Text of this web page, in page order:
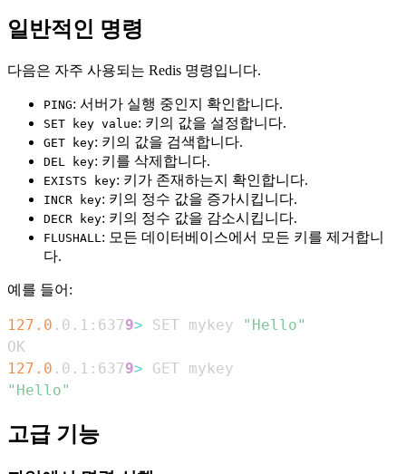
일반적인 명령
다음은 자주 사용되는 Redis 명령입니다.
PING: 서버가 실행 중인지 확인합니다.
SET key value: 키의 값을 설정합니다.
GET key: 키의 값을 검색합니다.
DEL key: 키를 삭제합니다.
EXISTS key: 키가 존재하는지 확인합니다.
INCR key: 키의 정수 값을 증가시킵니다.
DECR key: 키의 정수 값을 감소시킵니다.
FLUSHALL : 모든 데이터베이스에서 모든 키를 제거합니
다.
예를 들어:
127.0 .0.1:6379> SET mykey
"Hello"
127.0 .0.1:6379>
"Hello"
고급 기능